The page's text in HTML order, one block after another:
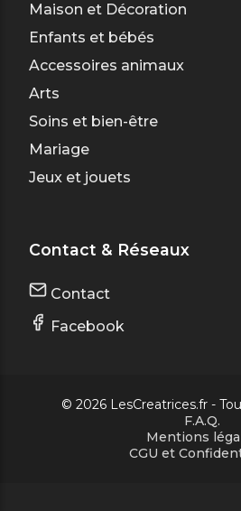
Maison et Décoration
Enfants et bébés
Accessoires animaux
Arts
Soins et bien-être
Mariage
Jeux et jouets
Contact & Réseaux
Contact
Facebook
© 2026 LesCreatrices.fr -
F.A.Q.
Mentions
CGU et